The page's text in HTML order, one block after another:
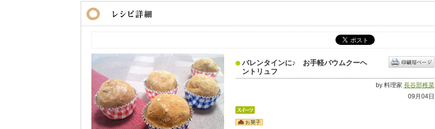
バレンタインに♪ お手軽バウムクーヘ
ントリュフ
by 料理家 長谷部稚菜
09月04日